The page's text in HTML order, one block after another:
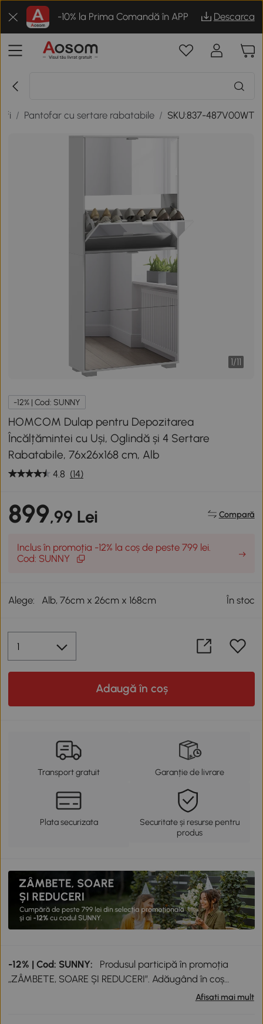
-10% la Prima Comandă în APP Descarca
/ Pantofar cu sertare rabatabile / SKU:837-487V00WT
1/11
-12% | Cod: SUNNY
HOMCOM Dulap pentru Depozitarea
Încălțămintei cu Uși, Oglindă și 4 Sertare
Rabatabile, 76x26x168 cm, Alb
4.8 (14)
899,99 Lei Compară
Inclus în promoția -12% la coș de peste 799 lei.
Cod: SUNNY
Alege: Alb, 76cm x 26cm x 168cm În stoc
Adaugă în coș
Transport gratuit Garanție de livrare
Plata securizata
Securitate și resurse pentru
produs
-12% | Cod: SUNNY:
Produsul participă în promoția
„ZÂMBETE, SOARE ȘI REDUCERI”. Adăugând în coș
produse participante în valoare totală de peste 799 lei,
Afisati mai mult